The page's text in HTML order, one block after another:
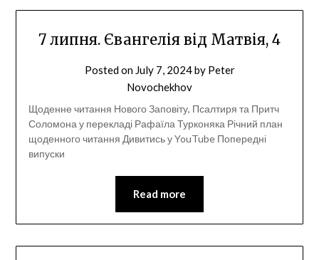
7 липня. Євангелія від Матвія, 4
Posted on July 7, 2024by Peter
Novochekhov
Щоденне читання Нового Заповіту, Псалтиря та Притч
Соломона у перекладі Рафаїла Турконяка Річний план
щоденного читання Дивитись у YouTube Попередні
випуски
Read more